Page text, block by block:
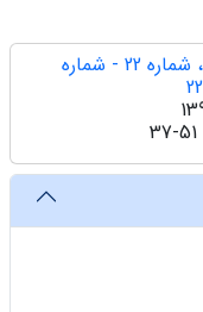
دوره 9، شماره 22 - شماره
37-51